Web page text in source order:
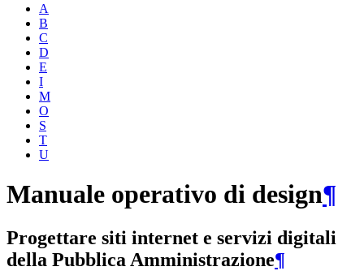
A
B
C
D
E
I
M
O
S
T
U
Manuale operativo di design¶
Progettare siti internet e servizi digitali
della Pubblica Amministrazione¶